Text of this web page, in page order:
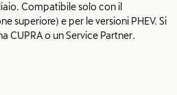
Compatibile solo con il
superiore) e per le versioni PHEV. Si
CUPRA o un Service Partner.